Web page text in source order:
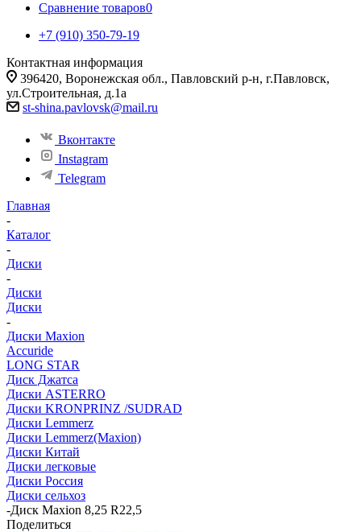
Сравнение товаров0
+7 (910) 350-79-19
Контактная информация
396420, Воронежская обл., Павловский р-н, г.Павловск,
ул.Строительная, д.1а
st-shina.pavlovsk@mail.ru
Вконтакте
Instagram
Telegram
Главная
-
Каталог
-
Диски
-
Диски
Диски
-
Диски Maxion
Accuride
LONG STAR
Диск Джатса
Диски ASTERRO
Диски KRONPRINZ /SUDRAD
Диски Lemmerz
Диски Lemmerz(Maxion)
Диски Китай
Диски легковые
Диски Россия
Диски сельхоз
-Диск Maxion 8,25 R22,5
Поделиться